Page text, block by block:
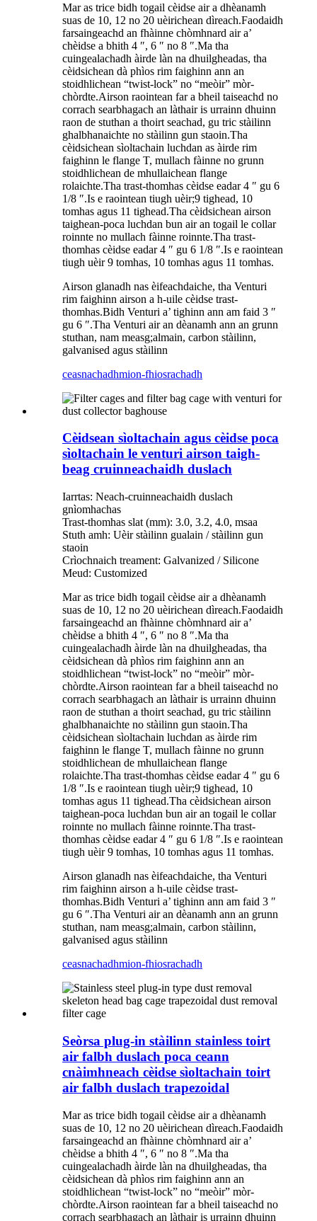
Mar as trice bidh togail cèidse air a dhèanamh
suas de 10, 12 no 20 uèirichean dìreach.Faodaidh
farsaingeachd an fhàinne chòmhnard air a’
chèidse a bhith 4 ″, 6 ″ no 8 ″.Ma tha
cuingealachadh àirde làn na dhuilgheadas, tha
cèidsichean dà phìos rim faighinn ann an
stoidhlichean “twist-lock” no “meòir” mòr-
chòrdte.Airson raointean far a bheil taiseachd no
corrach searbhagach an làthair is urrainn dhuinn
raon de stuthan a thoirt seachad, gu tric stàilinn
ghalbhanaichte no stàilinn gun staoin.Tha
cèidsichean sìoltachain luchdan as àirde rim
faighinn le flange T, mullach fàinne no grunn
stoidhlichean de mhullaichean flange
rolaichte.Tha trast-thomhas cèidse eadar 4 ″ gu 6
1/8 ″.Is e raointean tiugh uèir;9 tighead, 10
tomhas agus 11 tighead.Tha cèidsichean airson
taighean-poca luchdan bun air an togail le collar
roinnte no mullach fàinne roinnte.Tha trast-
thomhas cèidse eadar 4 ″ gu 6 1/8 ″.Is e raointean
tiugh uèir 9 tomhas, 10 tomhas agus 11 tomhas.
Airson glanadh nas èifeachdaiche, tha Venturi
rim faighinn airson a h-uile cèidse trast-
thomhas.Bidh Venturi a’ tighinn ann am faid 3 ″
gu 6 ″.Tha Venturi air an dèanamh ann an grunn
stuthan, nam measg;almain, carbon stàilinn,
galvanised agus stàilinn
ceasnachadhmion-fhiosrachadh
Cèidsean sìoltachain agus cèidse poca
sìoltachain le venturi airson taigh-
beag cruinneachaidh duslach
Iarrtas: Neach-cruinneachaidh duslach
gnìomhachas
Trast-thomhas slat (mm): 3.0, 3.2, 4.0, msaa
Stuth amh: Uèir stàilinn gualain / stàilinn gun
staoin
Crìochnaich treament: Galvanized / Silicone
Meud: Customized
Mar as trice bidh togail cèidse air a dhèanamh
suas de 10, 12 no 20 uèirichean dìreach.Faodaidh
farsaingeachd an fhàinne chòmhnard air a’
chèidse a bhith 4 ″, 6 ″ no 8 ″.Ma tha
cuingealachadh àirde làn na dhuilgheadas, tha
cèidsichean dà phìos rim faighinn ann an
stoidhlichean “twist-lock” no “meòir” mòr-
chòrdte.Airson raointean far a bheil taiseachd no
corrach searbhagach an làthair is urrainn dhuinn
raon de stuthan a thoirt seachad, gu tric stàilinn
ghalbhanaichte no stàilinn gun staoin.Tha
cèidsichean sìoltachain luchdan as àirde rim
faighinn le flange T, mullach fàinne no grunn
stoidhlichean de mhullaichean flange
rolaichte.Tha trast-thomhas cèidse eadar 4 ″ gu 6
1/8 ″.Is e raointean tiugh uèir;9 tighead, 10
tomhas agus 11 tighead.Tha cèidsichean airson
taighean-poca luchdan bun air an togail le collar
roinnte no mullach fàinne roinnte.Tha trast-
thomhas cèidse eadar 4 ″ gu 6 1/8 ″.Is e raointean
tiugh uèir 9 tomhas, 10 tomhas agus 11 tomhas.
Airson glanadh nas èifeachdaiche, tha Venturi
rim faighinn airson a h-uile cèidse trast-
thomhas.Bidh Venturi a’ tighinn ann am faid 3 ″
gu 6 ″.Tha Venturi air an dèanamh ann an grunn
stuthan, nam measg;almain, carbon stàilinn,
galvanised agus stàilinn
ceasnachadhmion-fhiosrachadh
Seòrsa plug-in stàilinn stainless toirt
air falbh duslach poca ceann
cnàimhneach cèidse sìoltachain toirt
air falbh duslach trapezoidal
Mar as trice bidh togail cèidse air a dhèanamh
suas de 10, 12 no 20 uèirichean dìreach.Faodaidh
farsaingeachd an fhàinne chòmhnard air a’
chèidse a bhith 4 ″, 6 ″ no 8 ″.Ma tha
cuingealachadh àirde làn na dhuilgheadas, tha
cèidsichean dà phìos rim faighinn ann an
stoidhlichean “twist-lock” no “meòir” mòr-
chòrdte.Airson raointean far a bheil taiseachd no
corrach searbhagach an làthair is urrainn dhuinn